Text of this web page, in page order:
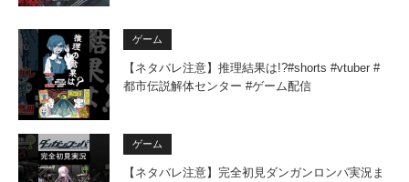
ゲーム
【ネタバレ注意】推理結果は!?#shorts #vtuber #
都市伝説解体センター #ゲーム配信
ゲーム
【ネタバレ注意】完全初見ダンガンロンパ実況ま